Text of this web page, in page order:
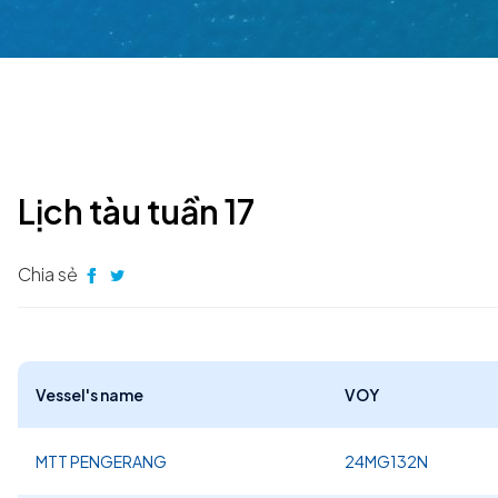
Lịch tàu tuần 17
Chia sẻ
Vessel's name VOY
MTT PENGERANG 24MG132N